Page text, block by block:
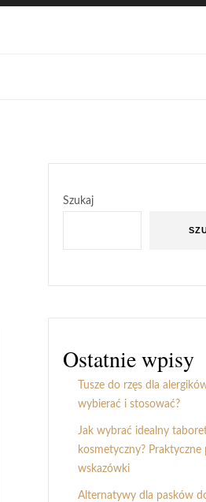
Szukaj
Ostatnie wpisy
Tusze do rzęs dla
wybierać i stosować?
Jak wybrać idealny
kosmetyczny? Praktyczne
wskazówki
Alternatywy dla pasków